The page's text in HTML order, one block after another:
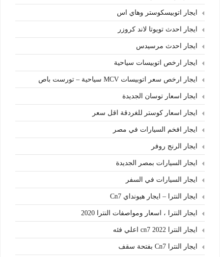
ايجار اتوبيسكوستر وهاي اس
ايجار احدث تويوتا لاند كروزر
ايجار احدث مرسيدس
ايجار ارخص اتوبيسات سياحية
ايجار ارخص سعر اتوبيسات MCV سياحية – تورست باص
ايجار اسعار توسان الجديدة
ايجار اسعار كوستر للغردقة اقل سعر
ايجار افخم السيارات في مصر
ايجار الرنج روفر
ايجار السيارات بمصر الجديدة
ايجار السيارات في السفر
ايجار النترا – ايجار هيونداي Cn7
ايجار النترا ، اسعار ومواصفات النترا 2020
ايجار النترا cn7 2022 اعلي فئه
ايجار النترا Cn7 بفتحة سقف